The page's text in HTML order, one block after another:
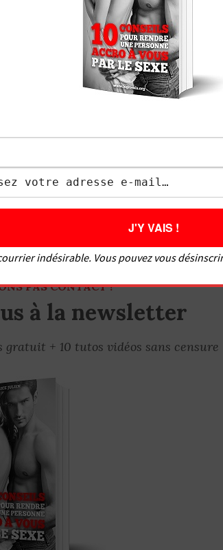
?
PAS CONTACT !
à la newsletter
gratuit + 10 tutos vidéos sans censure
indésirable. Vous pouvez vous